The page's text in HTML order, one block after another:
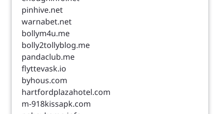
pinhive.net
warnabet.net
bollym4u.me
bolly2tollyblog.me
pandaclub.me
flyttevask.io
byhous.com
hartfordplazahotel.com
m-918kissapk.com